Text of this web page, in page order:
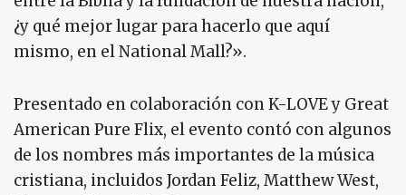
¿y qué mejor lugar para hacerlo que aquí
mismo, en el National Mall?».
Presentado en colaboración con K-LOVE y Great
American Pure Flix, el evento contó con algunos
de los nombres más importantes de la música
cristiana, incluidos Jordan Feliz, Matthew West,